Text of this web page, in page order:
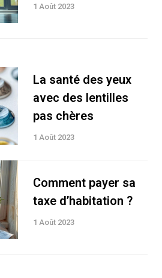
1 Août 2023
La santé des yeux
avec des lentilles
pas chères
1 Août 2023
Comment payer sa
taxe d’habitation ?
1 Août 2023